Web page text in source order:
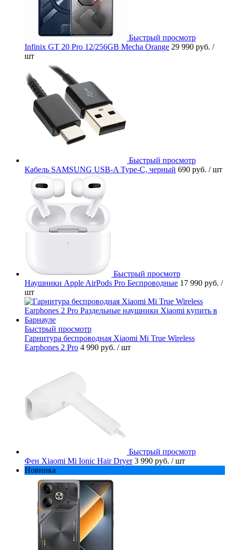
Быстрый просмотр
Infinix GT 20 Pro 12/256GB Mecha Orange 29 990 руб. /
шт
Быстрый просмотр
Кабель SAMSUNG USB-A Type-C, черный 690 руб. / шт
Быстрый просмотр
Наушники Apple AirPods Pro Беспроводные 17 990 руб. /
шт
Быстрый просмотр
Гарнитура беспроводная Xiaomi Mi True Wireless
Earphones 2 Pro 4 990 руб. / шт
Быстрый просмотр
Фен Xiaomi Mi Ionic Hair Dryer 3 990 руб. / шт
Новинка